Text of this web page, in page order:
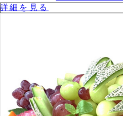
詳細を⾒る